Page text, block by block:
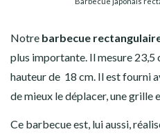
Notre barbecue
plus importante. Il mesure 23,5
hauteur de 18 cm. Il est fourni
de mieux le déplacer, une grille
Ce barbecue est, lui aussi,